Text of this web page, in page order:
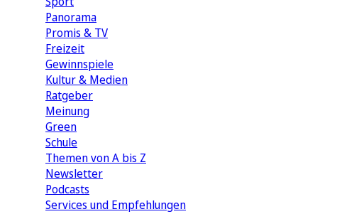
Panorama
Promis & TV
Freizeit
Gewinnspiele
Kultur & Medien
Ratgeber
Meinung
Green
Schule
Themen von A bis Z
Newsletter
Podcasts
Services und Empfehlungen